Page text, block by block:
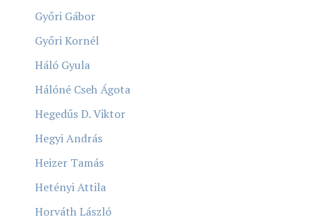
Győri Gábor
Győri Kornél
Háló Gyula
Hálóné Cseh Ágota
Hegedűs D. Viktor
Hegyi András
Heizer Tamás
Hetényi Attila
Horváth László